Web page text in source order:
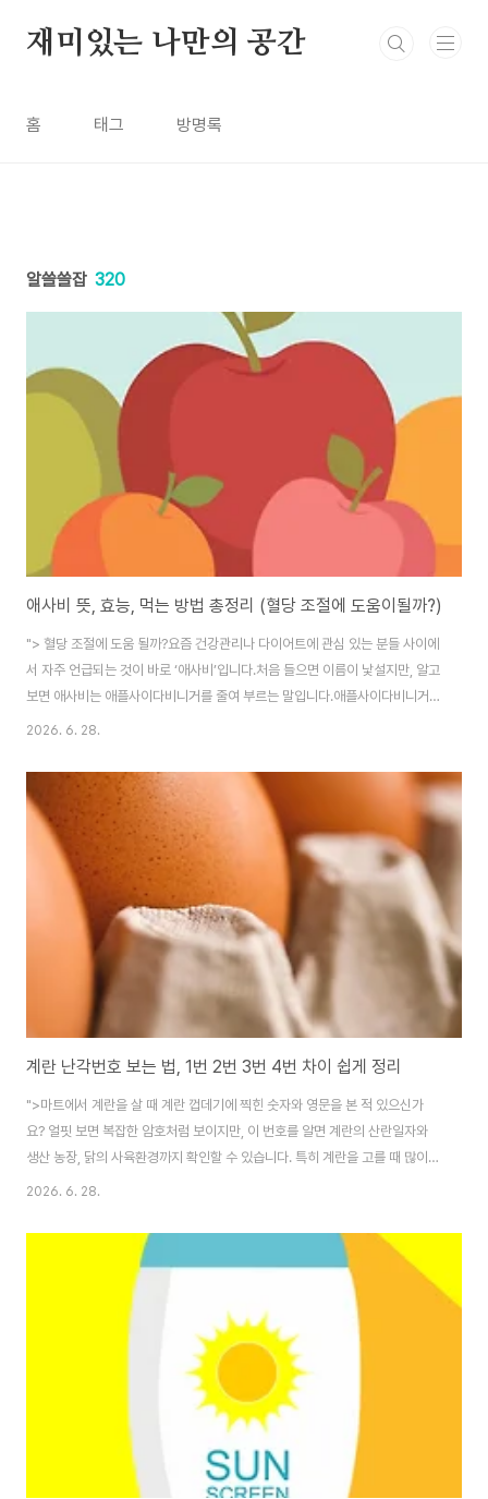
재미있는 나만의 공간
홈 태그 방명록
알쓸쓸잡 320
애사비 뜻, 효능, 먹는 방법 총정리 (혈당 조절에 도움이될까?)
"> 혈당 조절에 도움 될까?​요즘 건강관리나 다이어트에 관심 있는 분들 사이에
서 자주 언급되는 것이 바로 ‘애사비’입니다.처음 들으면 이름이 낯설지만, 알고
보면 애사비는 애플사이다비니거를 줄여 부르는 말입니다.​애플사이다비니거
는 사과를 발효해 만든 식초로, 영어로는 Apple Cider Vinegar, 줄여서
레싱, 요리 등에 활용할 수 있습니다.​특히 애사비는 혈당 조절, 식후 혈당 관리,
체중 관리, 소화 보조 등의 이유로 관심을 받고 있습니다.다만 건강식품처럼 가
볍게 활용할 수는 있어도, 당뇨 치료제나 다이어트 약처럼 생각해서는 안 됩니
다.1. 애사비 뜻​애사비는 ‘애플사이다비니거’의 줄임말입니다.즉, 사과 발효 식
2026. 6. 28.
계란 난각번호 보는 법, 1번 2번 3번 4번 차이 쉽게 정리
">마트에서 계란을 살 때 계란 껍데기에 찍힌 숫자와 영문을 본 적 있으신가
요? 얼핏 보면 복잡한 암호처럼 보이지만, 이 번호를 알면 계란의 산란일자와
생산 농장, 닭의 사육환경까지 확인할 수 있습니다. 특히 계란을 고를 때 많이
보는 것이 마지막 숫자입니다. 계란 난각번호 끝에 있는 1, 2, 3, 4번은 닭이 어
호 보는 법과 1번, 2번, 3번, 4번 계란의 차이를 쉽게 정리해보겠습니다. 계란
난각번호 뜻 계란 난각번호란 계란 껍데기에 찍힌 표시 번호를 말합니다. 여기
서 ‘난각’은 계란 껍데기라는 뜻입니다. 계란 난각번호는 보통 다음 순서로 적혀
있습니다.산란일자 4자리생산자 고유번호 5자리사육환경번호 1자리 예를 들
2026. 6. 28.